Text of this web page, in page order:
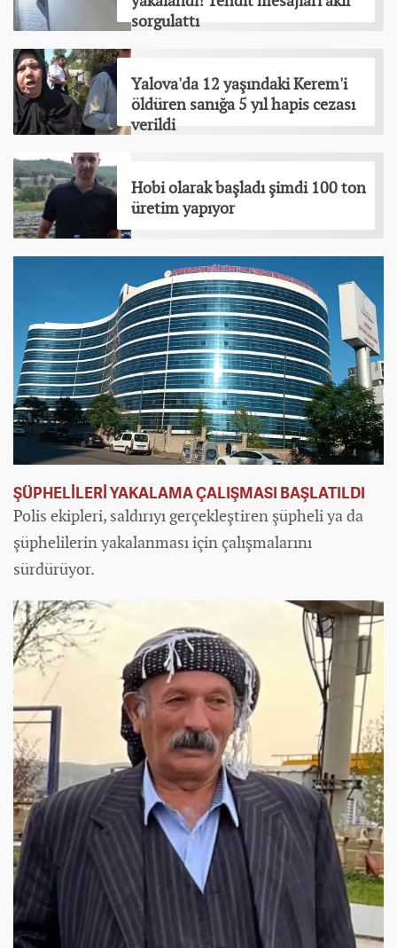
sorgulattı
Yalova'da 12 yaşındaki Kerem'i
öldüren sanığa 5 yıl hapis cezası
verildi
Hobi olarak başladı şimdi 100 ton
üretim yapıyor
ŞÜPHELİLERİ YAKALAMA ÇALIŞMASI BAŞLATILDI
Polis ekipleri, saldırıyı gerçekleştiren şüpheli ya da
şüphelilerin yakalanması için çalışmalarını
sürdürüyor.